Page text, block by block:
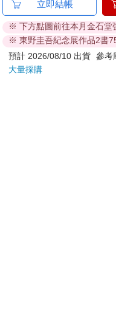
金石堂及銀行均不會請您
ATM提款機，請不要聽從
退換貨須知：
**提醒您，鑑賞期不等於
依據「消費者保護法」
立即結帳
※ 下方點圖前往本月金石堂
※ 東野圭吾紀念展作品2書
預計 2026/08/10 出貨 參考
大量採購